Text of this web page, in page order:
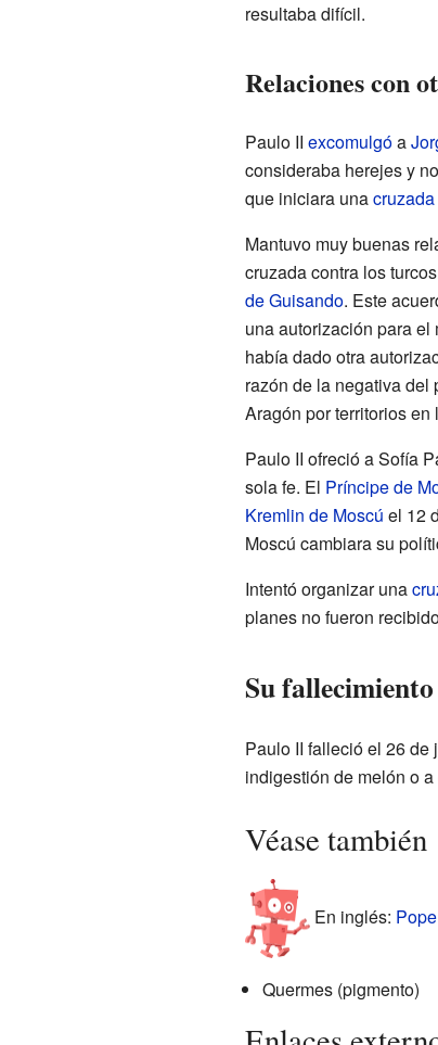
resultaba difícil.
Relaciones con
Paulo II excomulgóa
consideraba herejes y
que iniciara unacruzada
Mantuvo muy buenas
cruzada contra los
de Guisando. Este
una autorización para
había dado otra
razón de la negativa del
Aragón por territorios en
Paulo II ofreció a Sofía
sola fe. El Príncipe de
Kremlin de Moscú el 12
Moscú cambiara su
Intentó organizar una
planes no fueron
Su fallecimiento
Paulo II falleció el 26 de
indigestión de melón o
Véase también
En inglés:
Quermes (pigmento)